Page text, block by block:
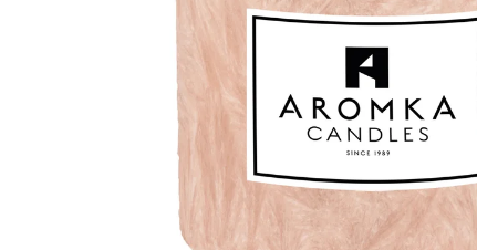
PŘÍRODNÍ VONNÁ SVÍČKA SÓJOVÁ -
AROMKA - SET 10 KS ČAJOVÝCH
SVÍČEK V PLECHU - BEZ VŮNĚ